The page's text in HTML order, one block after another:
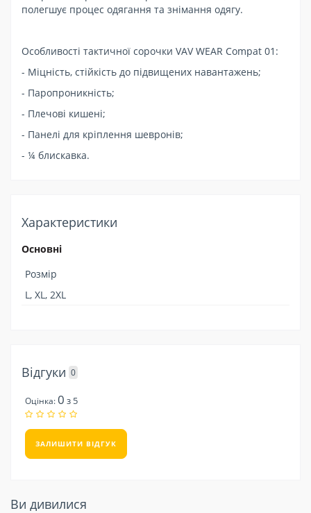
полегшує процес одягання та знімання одягу.
Особливості тактичної сорочки VAV WEAR Compat 01:
- Міцність, стійкість до підвищених навантажень;
- Паропроникність;
- Плечові кишені;
- Панелі для кріплення шевронів;
- ¼ блискавка.
Характеристики
Основні
Розмір
L, XL, 2XL
Відгуки 0
Оцінка:0 з 5
ЗАЛИШИТИ ВІДГУК
Ви дивилися